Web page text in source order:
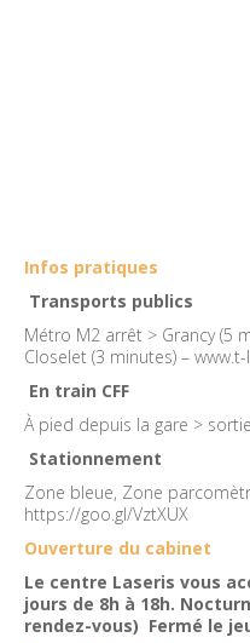
Infos pratiques
Transports publics
Métro M2 arrêt > Grancy (5
Closelet (3 minutes) – www.t-
En train CFF
À pied depuis la gare >
Stationnement
Zone bleue, Zone
https://goo.gl/VztXUX
Ouverture du cabinet
Le centre Laseris vous
jours de 8h à 18h.
rendez-vous) Fermé le